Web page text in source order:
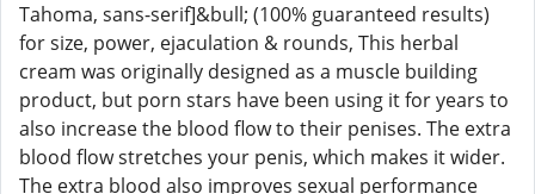
Tahoma, sans-serif]&bull; (100% guaranteed results)
for size, power, ejaculation & rounds, This herbal
cream was originally designed as a muscle building
product, but porn stars have been using it for years to
also increase the blood flow to their penises. The extra
blood flow stretches your penis, which makes it wider.
The extra blood also improves sexual performance